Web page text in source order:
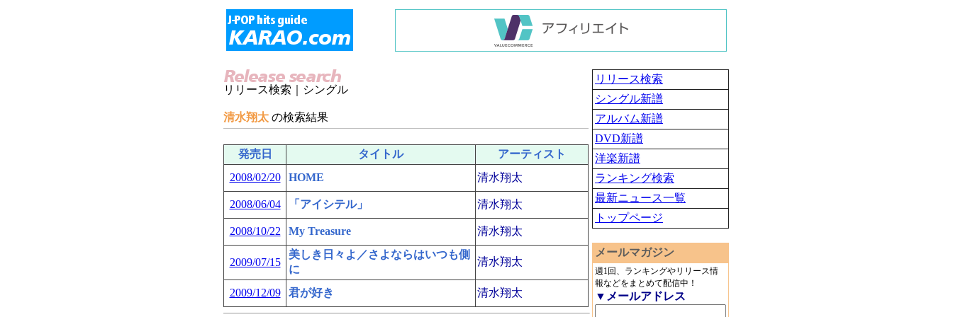
リリース検索｜シングル
清水翔太 の検索結果
発売日 タイトル
アーティスト
2008/02/20
HOME 清水翔太
2008/06/04 「アイシテル」 清水翔太
2008/10/22 My Treasure 清水翔太
2009/07/15
美しき日々よ／さよならはいつも側
に
清水翔太
2009/12/09 君が好き 清水翔太
リリース検索
シングル新譜
アルバム新譜
DVD新譜
洋楽新譜
ランキング検索
最新ニュース一覧
トップページ
メールマガジン
週1回、ランキングやリリース情
報などをまとめて配信中！
▼メールアドレス